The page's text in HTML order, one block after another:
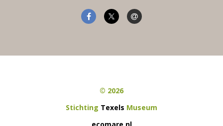
© 2026
Stichting Texels Museum
ecomare.nl